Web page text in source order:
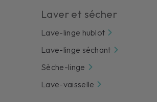
Laver et sécher
Lave-linge hublot
Lave-linge séchant
Sèche-linge
Lave-vaisselle